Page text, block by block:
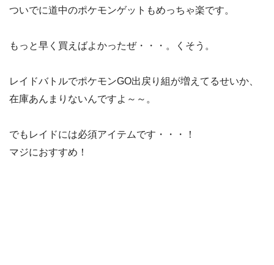
ついでに道中のポケモンゲットもめっちゃ楽です。
もっと早く買えばよかったぜ・・・。くそう。
レイドバトルでポケモンGO出戻り組が増えてるせいか、
在庫あんまりないんですよ～～。
でもレイドには必須アイテムです・・・！
マジにおすすめ！